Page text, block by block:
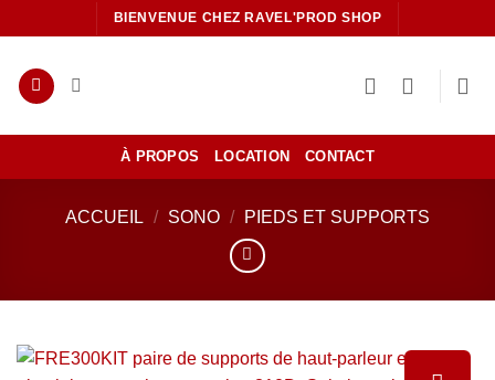
au
contenu
BIENVENUE CHEZ RAVEL'PROD SHOP
À PROPOS LOCATION CONTACT
ACCUEIL / SONO / PIEDS ET SUPPORTS